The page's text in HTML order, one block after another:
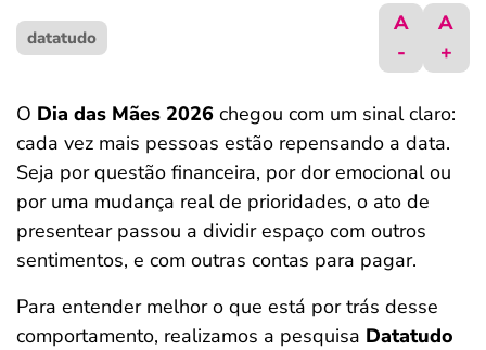
últimas notícias
ferramentas
datatudo
A
-
A
+
O Dia das Mães 2026 chegou com um sinal claro:
cada vez mais pessoas estão repensando a data.
Seja por questão financeira, por dor emocional ou
por uma mudança real de prioridades, o ato de
presentear passou a dividir espaço com outros
sentimentos, e com outras contas para pagar.
Para entender melhor o que está por trás desse
comportamento, realizamos a pesquisa Datatudo